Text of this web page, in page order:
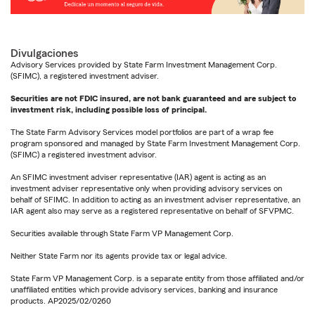
Divulgaciones
Advisory Services provided by State Farm Investment Management Corp.
(SFIMC), a registered investment adviser.
Securities are not FDIC insured, are not bank guaranteed and are subject to
investment risk, including possible loss of principal.
The State Farm Advisory Services model portfolios are part of a wrap fee
program sponsored and managed by State Farm Investment Management Corp.
(SFIMC) a registered investment advisor.
An SFIMC investment adviser representative (IAR) agent is acting as an
investment adviser representative only when providing advisory services on
behalf of SFIMC. In addition to acting as an investment adviser representative, an
IAR agent also may serve as a registered representative on behalf of SFVPMC.
Securities available through State Farm VP Management Corp.
Neither State Farm nor its agents provide tax or legal advice.
State Farm VP Management Corp. is a separate entity from those affiliated and/or
unaffiliated entities which provide advisory services, banking and insurance
products. AP2025/02/0260